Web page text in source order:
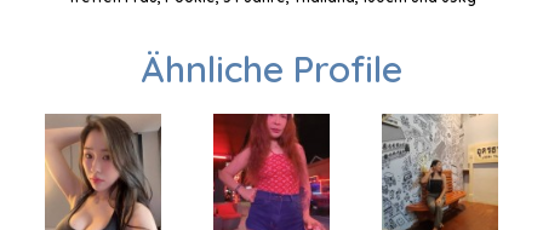
Ähnliche Profile